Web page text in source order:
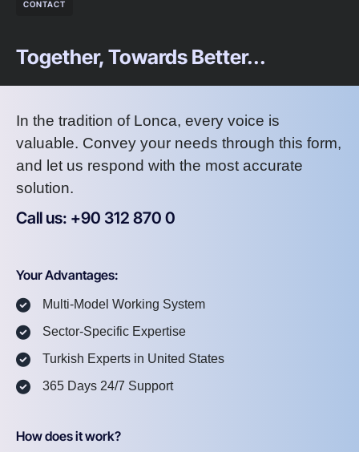
CONTACT
Together, Towards Better...
In the tradition of Lonca, every voice is
valuable. Convey your needs through this form,
and let us respond with the most accurate
solution.
Call us: +90 312 870 0
Your Advantages:
Multi-Model Working System
Sector-Specific Expertise
Turkish Experts in United States
365 Days 24/7 Support
How does it work?